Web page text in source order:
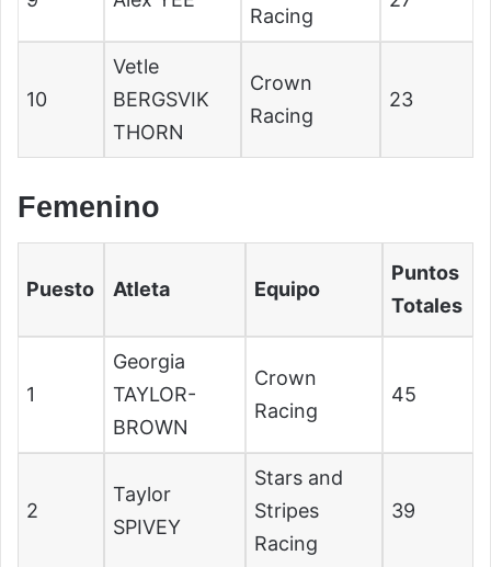
Racing
10
Vetle
BERGSVIK
THORN
Crown
Racing
23
Femenino
Puesto Atleta Equipo
Puntos
Totales
1
Georgia
TAYLOR-
BROWN
Crown
Racing
45
2
Taylor
SPIVEY
Stars and
Stripes
Racing
39